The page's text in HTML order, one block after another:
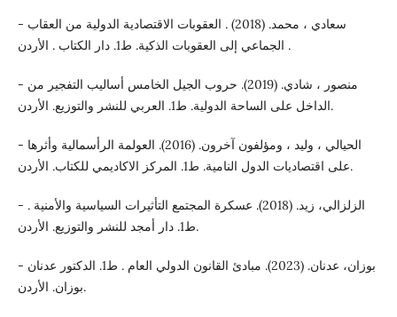
- سعادي ، محمد. (2018) . العقوبات الاقتصادية الدولية من العقاب
الجماعي إلى العقوبات الذكية. ط1. دار الكتاب . الأردن .
- منصور ، شادي. (2019). حروب الجيل الخامس أساليب التفجير من
الداخل على الساحة الدولية. ط1. العربي للنشر والتوزيع. الأردن.
- الحيالي ، وليد ، ومؤلفون آخرون. (2016). العولمة الرأسمالية وأثرها
على اقتصاديات الدول النامية. ط1. المركز الاكاديمي للكتاب. الأردن.
- الزلزالي، زيد. (2018). عسكرة المجتمع التأثيرات السياسية والأمنية .
ط1. دار أمجد للنشر والتوزيع. الأردن.
- بوزان، عدنان. (2023). مبادئ القانون الدولي العام . ط1. الدكتور عدنان
بوزان. الأردن.